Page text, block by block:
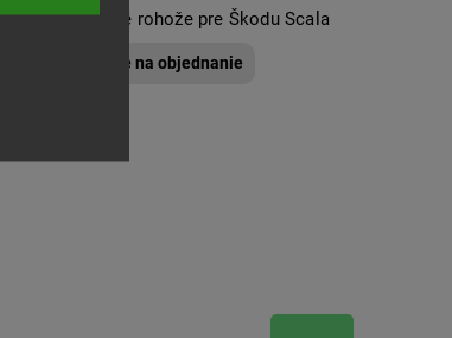
Podlahové rohože pre Škodu Scala
Dostupné na objednanie